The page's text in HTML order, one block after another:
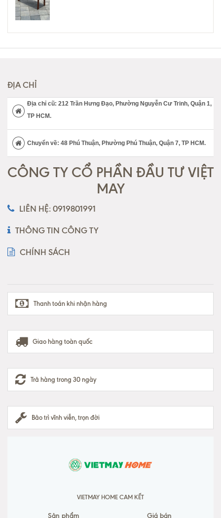
ĐỊA CHỈ
Địa chỉ cũ: 212 Trần Hưng Đạo, Phường Nguyễn Cư Trinh, Quận 1,
TP HCM.
Chuyển về: 48 Phú Thuận, Phường Phú Thuận, Quận 7, TP HCM.
CÔNG TY CỔ PHẦN ĐẦU TƯ VIỆT
MAY
LIÊN HỆ: 0919801991
THÔNG TIN CÔNG TY
CHÍNH SÁCH
Thanh toán khi nhận hàng
Giao hàng toàn quốc
Trả hàng trong 30 ngày
Bảo trì vĩnh viễn, trọn đời
VIETMAY HOME CAM KẾT
Sản phẩm Giá bán